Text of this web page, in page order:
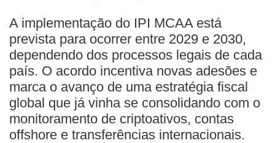
A implementação do IPI MCAA está
prevista para ocorrer entre 2029 e 2030,
dependendo dos processos legais de cada
país. O acordo incentiva novas adesões e
marca o avanço de uma estratégia fiscal
global que já vinha se consolidando com o
monitoramento de criptoativos, contas
offshore e transferências internacionais.